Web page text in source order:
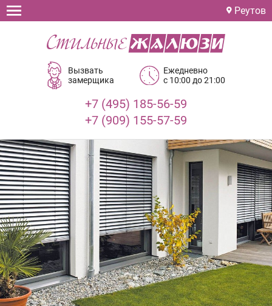
Реутов
Вызвать
замерщика
Ежедневно
с 10:00 до 21:00
+7 (495) 185-56-59
+7 (909) 155-57-59